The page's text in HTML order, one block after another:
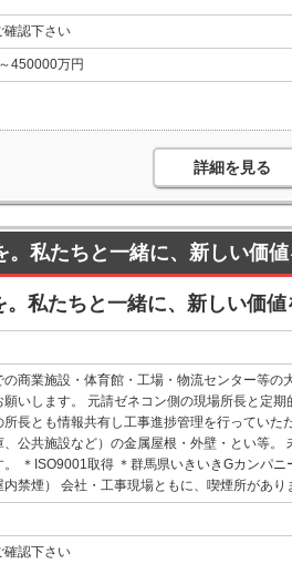
確認下さい
450000万円
詳細を見る
私たちと一緒に、新しい価値
私たちと一緒に、新しい価値
の商業施設・体育館・工場・物流センター等の
願いします。 元請ゼネコン側の現場所長と定
所長とも情報共有し工事進捗管理を行っていた
、公共施設など）の金属屋根・外壁・とい等。
。 ＊ISO9001取得 ＊群馬県いきいきGカンパ
禁煙） 会社・工事現場ともに、喫煙所があり
確認下さい